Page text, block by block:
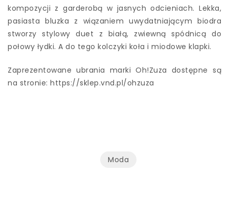
kompozycji z garderobą w jasnych odcieniach. Lekka,
pasiasta bluzka z wiązaniem uwydatniającym biodra
stworzy stylowy duet z białą, zwiewną spódnicą do
połowy łydki. A do tego kolczyki koła i miodowe klapki.
Zaprezentowane ubrania marki Oh!Zuza dostępne są
na stronie: https://sklep.vnd.pl/ohzuza
Moda